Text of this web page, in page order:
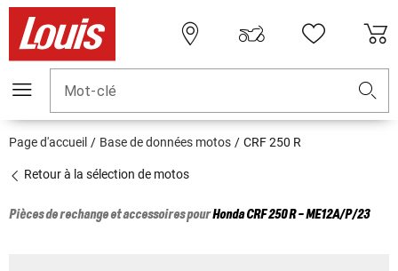
Mot-clé
Page d'accueil Base de données motos CRF 250 R
Retour à la sélection de motos
Pièces de rechange et accessoires pourHondaCRF 250 R - ME12A/P/23